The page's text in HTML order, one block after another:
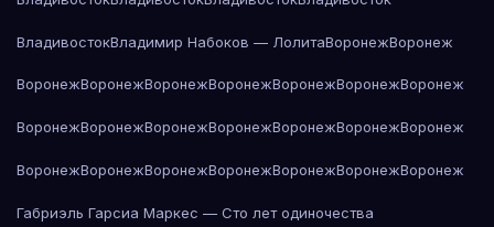
ВладивостокВладимир Набоков — ЛолитаВоронежВоронеж
ВоронежВоронежВоронежВоронежВоронежВоронежВоронеж
ВоронежВоронежВоронежВоронежВоронежВоронежВоронеж
ВоронежВоронежВоронежВоронежВоронежВоронежВоронеж
Габриэль Гарсиа Маркес — Сто лет одиночества